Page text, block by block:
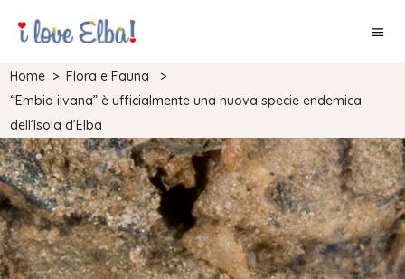
Home >Flora e Fauna
>
“Embia ilvana” è ufficialmente una nuova specie endemica
dell’Isola d’Elba